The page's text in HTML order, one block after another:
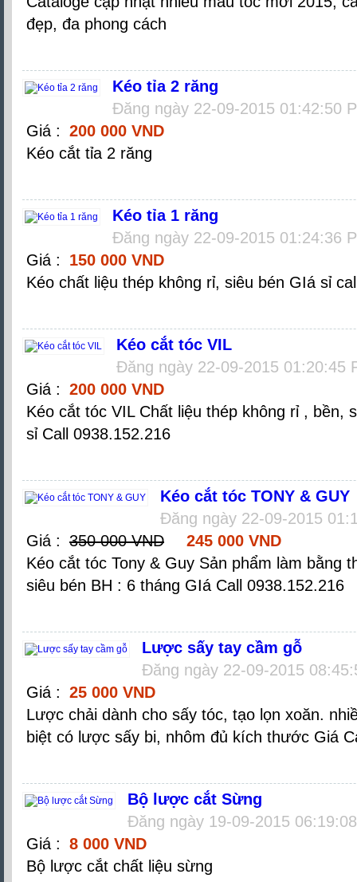
đẹp, đa phong cách
Kéo tỉa 2 răng
Đăng ngày 22-09-2015 01:42:50
Giá : 200 000 VND
Kéo cắt tỉa 2 răng
Kéo tỉa 1 răng
Đăng ngày 22-09-2015 01:24:36
Giá :
150 000 VND
Kéo chất liệu thép không rỉ, siêu bén GIá sỉ
Kéo cắt tóc VIL
Đăng ngày 22-09-2015 01:20:45
Giá : 200 000 VND
Kéo cắt tóc VIL Chất liệu thép không rỉ , bền,
sỉ Call 0938.152.216
Kéo cắt tóc TONY & GUY
Đăng ngày 22-09-2015
Giá : 350 000 VND
245 000 VND
Kéo cắt tóc Tony & Guy Sản phẩm làm bằng
siêu bén BH : 6 tháng GIá Call 0938.152.216
Lược sấy tay cầm gỗ
Đăng ngày 22-09-2015
Giá : 25 000 VND
Lược chải dành cho sấy tóc, tạo lọn xoăn.
biệt có lược sấy bi, nhôm đủ kích thước Giá
Bộ lược cắt Sừng
Đăng ngày 19-09-2015
Giá : 8 000 VND
Bộ lược cắt chất liệu sừng